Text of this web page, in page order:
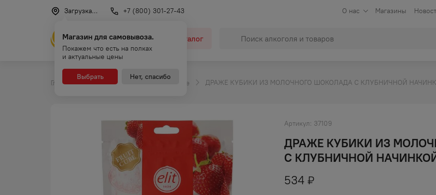
Загрузка... +7 (800) 301-27-43 О нас Магазины
Каталог
Магазин для самовывоза.
Покажем что есть на полках
и актуальные цены
Выбрать Нет, спасибо
Главная Каталог Драже в шоколаде ДРАЖЕ КУБИКИ ИЗ МОЛОЧНОГО ШОКОЛАДА С КЛУБНИЧНОЙ
Артикул: 37109
ДРАЖЕ КУБИКИ ИЗ
С КЛУБНИЧНОЙ НАЧИНКОЙ
534 ₽